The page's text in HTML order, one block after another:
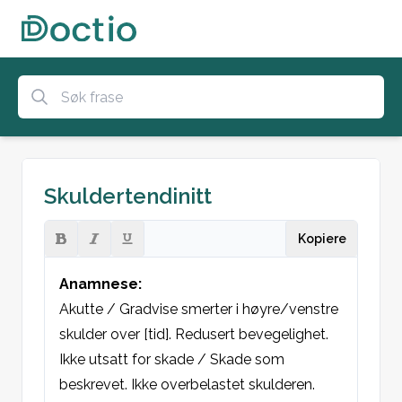
Skuldertendinitt
Kopiere
Anamnese:
Akutte / Gradvise smerter i høyre/venstre
skulder over [tid]. Redusert bevegelighet.
Ikke utsatt for skade / Skade som
beskrevet. Ikke overbelastet skulderen.